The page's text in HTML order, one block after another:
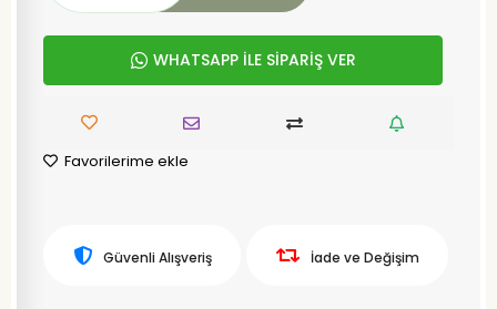
WHATSAPP İLE SİPARİŞ VER
Favorilerime ekle
Güvenli Alışveriş İade ve Değişim